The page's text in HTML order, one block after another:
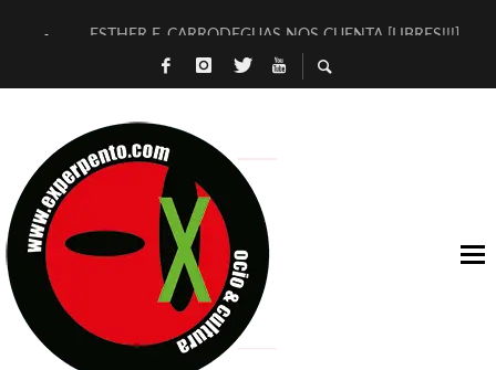
ESTHER F. CARRODEGUAS NOS CUENTA [LIBRES!!!]
[TERRA DE GUAPES] DE SANDRA MONFORT
TIMBRE 4, LA ESCUELA DEL DIRECTOR TEATRAL CLAUDIO
30 AÑOS (NO ES NADA) DE LA KATARSIS DEL TOMATAZO
MILITARES JUDÍAS EN #EXVITA
D’BALDOMEROS REINVENTAN [BITÁCORA 3.0] EN EXVITA
MARSHALL FLASH PRESENTA EN EXVITA [RELATIVA
JOFRE BARDAGÍ EN EXVITA INTERPRETANDO A SERRAT